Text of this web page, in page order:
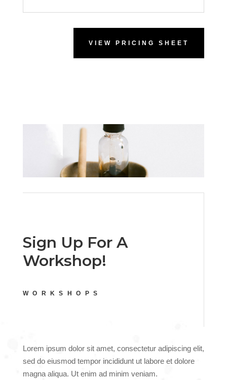
VIEW PRICING SHEET
Sign Up For A
Workshop!
WORKSHOPS
Lorem ipsum dolor sit amet, consectetur adipiscing elit,
sed do eiusmod tempor incididunt ut labore et dolore
magna aliqua. Ut enim ad minim veniam.